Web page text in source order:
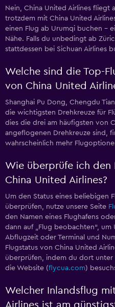
Nein, China United Airlines fliegt
trotzdem mit China United
einen Flug ab Urumqi buchen –
Nähe. Falls du unbedingt ab
stattdessen bei Sichuan Airlines
Welche sind die Top-
von China United
Shanghai Pu Dong, Chengdu
die wichtigsten Drehkreuze für
dies die drei am häufigsten von
angeflogenen Drehkreuze sind,
wahrscheinlich mehr
Wie überprüfe ich den
China United Airlines?
Um den Status eines beliebigen
überprüfen, nutze unsere Seite
den Namen eines Flughafens
dann auf „Flug beobachten“,
Abflugzeit oder Terminal und
Flugstatus von China United
überprüfen, indem du dort unter
die Website (flycua.com)
Welcher Inlandsflug